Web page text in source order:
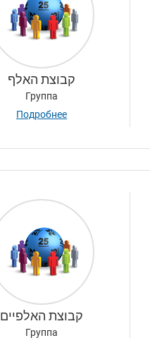
קבוצת האלף
Группа
Подробнее
קבוצת האלפיים
Группа